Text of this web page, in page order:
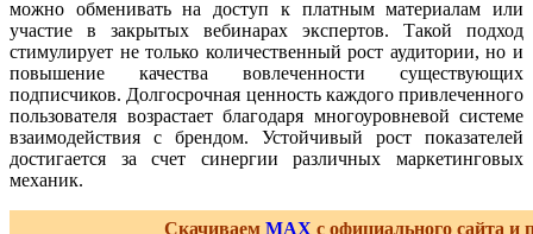
можно обменивать на доступ к платным материалам или
участие в закрытых вебинарах экспертов. Такой подход
стимулирует не только количественный рост аудитории, но и
повышение качества вовлеченности существующих
подписчиков. Долгосрочная ценность каждого привлеченного
пользователя возрастает благодаря многоуровневой системе
взаимодействия с брендом. Устойчивый рост показателей
достигается за счет синергии различных маркетинговых
механик.
Скачиваем MAX с официального сайта